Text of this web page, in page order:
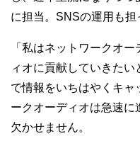
に担当。SNSの運用も担
「私はネットワークオ
ィオに貢献していきたい
で情報をいちはやくキャ
ークオーディオは急速に
欠かせません。